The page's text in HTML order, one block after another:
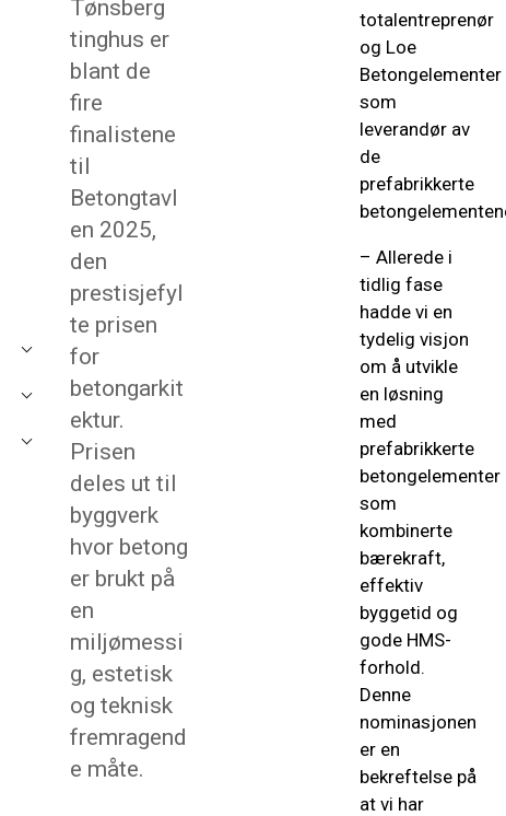
Tønsberg
tinghus er
blant de
fire
finalistene
til
Betongtavl
en 2025,
den
prestisjefyl
te prisen
for
betongarkit
ektur.
Prisen
deles ut til
byggverk
hvor betong
er brukt på
en
miljømessi
g, estetisk
og teknisk
fremragend
e måte.
totalentreprenør
og Loe
Betongelementer
som
leverandør av
de
prefabrikkerte
– Allerede i
tidlig fase
hadde vi en
tydelig visjon
om å utvikle
en løsning
med
prefabrikkerte
betongelementer
som
kombinerte
bærekraft,
effektiv
byggetid og
gode HMS-
forhold.
Denne
nominasjonen
er en
bekreftelse på
at vi har